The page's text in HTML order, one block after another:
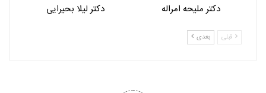
دکتر ملیحه امراله دکتر لیلا بحیرایی
قبلی بعدی